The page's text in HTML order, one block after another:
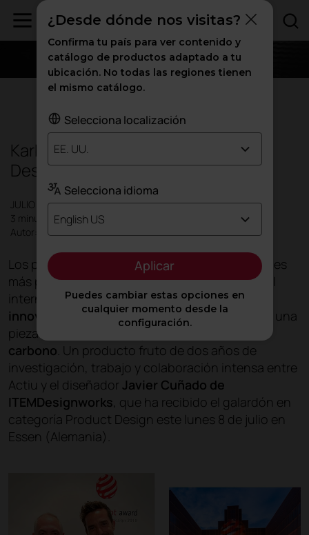
Karbon, premio Red Dot Product
Design Award 2019
JULIO 2019
3 minutos
Autor: Actiu
Los premios Red Dot 2019, uno de los galardones
más prestigiosos de diseño de producto a nivel
internacional, han reconocido elcarácter
innovador de la silla Karbon, concebida como una
pieza de arte industrial yfabricada en fibra de
carbono. Un producto fruto de dos años de
investigación, trabajo y colaboración intensa entre
Actiu y el diseñador Javier Cuñado de
ITEMDesignworks, que ha recibido el galardón en
categoría Product Design este lunes 8 de julio en
Essen (Alemania).
¿Desde dónde nos visitas?
Confirma tu país para ver contenido y
catálogo de productos adaptado a tu
ubicación. No todas las regiones tienen
el mismo catálogo.
Selecciona localización
EE. UU.
Selecciona idioma
English US
Aplicar
Puedes cambiar estas opciones en
cualquier momento desde la
configuración.